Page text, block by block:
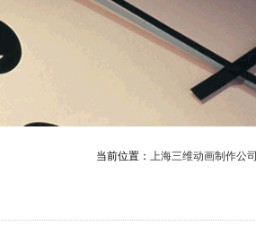
当前位置： 上海三维动画制作公司